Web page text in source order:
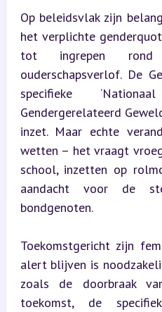
Op beleidsvlak zijn
het verplichte
tot ingrepen rond
ouderschapsverlof. De
specifieke
Gendergerelateerd
inzet. Maar echte
wetten – het vraagt
school, inzetten op
aandacht voor de
bondgenoten.
Toekomstgericht zijn
alert blijven is
zoals de doorbraak
toekomst, de